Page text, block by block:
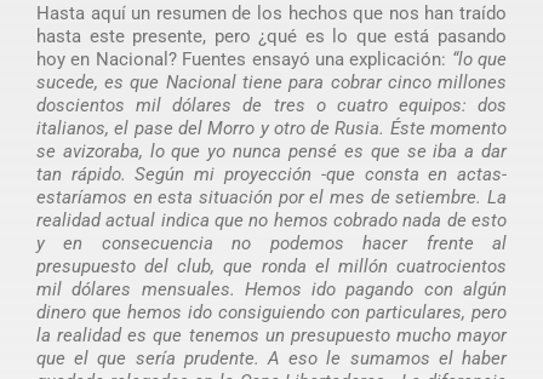
Hasta aquí un resumen de los hechos que nos han traído
hasta este presente, pero ¿qué es lo que está pasando
hoy en Nacional? Fuentes ensayó una explicación: “lo que
sucede, es que Nacional tiene para cobrar cinco millones
doscientos mil dólares de tres o cuatro equipos: dos
italianos, el pase del Morro y otro de Rusia. Éste momento
se avizoraba, lo que yo nunca pensé es que se iba a dar
tan rápido. Según mi proyección -que consta en actas-
estaríamos en esta situación por el mes de setiembre. La
realidad actual indica que no hemos cobrado nada de esto
y en consecuencia no podemos hacer frente al
presupuesto del club, que ronda el millón cuatrocientos
mil dólares mensuales. Hemos ido pagando con algún
dinero que hemos ido consiguiendo con particulares, pero
la realidad es que tenemos un presupuesto mucho mayor
que el que sería prudente. A eso le sumamos el haber